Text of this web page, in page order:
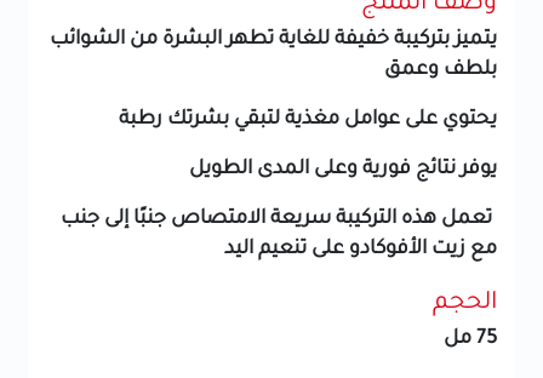
يتميز بتركيبة خفيفة للغاية تطهر البشرة من الشوائب
بلطف وعمق
يحتوي على عوامل مغذية لتبقي بشرتك رطبة
يوفر نتائج فورية وعلى المدى الطويل
تعمل هذه التركيبة سريعة الامتصاص جنبًا إلى جنب
مع زيت الأفوكادو على تنعيم اليد
الحجم
75 مل